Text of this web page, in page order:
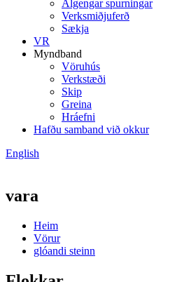
Algengar spurningar
Verksmiðjuferð
Sækja
VR
Myndband
Vöruhús
Verkstæði
Skip
Greina
Hráefni
Hafðu samband við okkur
English
vara
Heim
Vörur
glóandi steinn